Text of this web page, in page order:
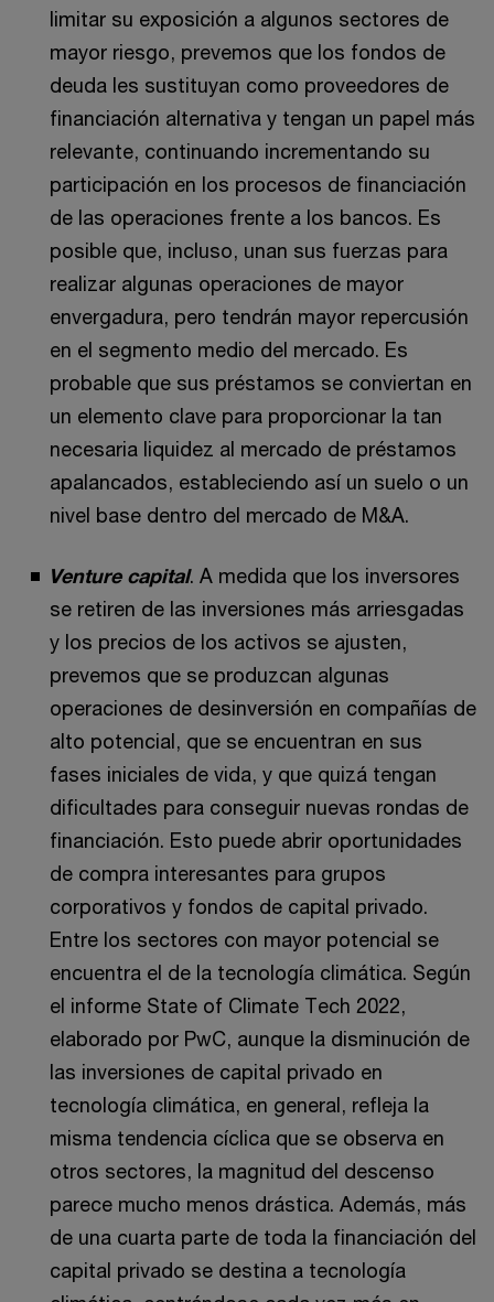
limitar su exposición a algunos sectores de
mayor riesgo, prevemos que los fondos de
deuda les sustituyan como proveedores de
financiación alternativa y tengan un papel más
relevante, continuando incrementando su
participación en los procesos de financiación
de las operaciones frente a los bancos. Es
posible que, incluso, unan sus fuerzas para
realizar algunas operaciones de mayor
envergadura, pero tendrán mayor repercusión
en el segmento medio del mercado. Es
probable que sus préstamos se conviertan en
un elemento clave para proporcionar la tan
necesaria liquidez al mercado de préstamos
apalancados, estableciendo así un suelo o un
nivel base dentro del mercado de M&A.
Venture capital. A medida que los inversores
se retiren de las inversiones más arriesgadas
y los precios de los activos se ajusten,
prevemos que se produzcan algunas
operaciones de desinversión en compañías de
alto potencial, que se encuentran en sus
fases iniciales de vida, y que quizá tengan
dificultades para conseguir nuevas rondas de
financiación. Esto puede abrir oportunidades
de compra interesantes para grupos
corporativos y fondos de capital privado.
Entre los sectores con mayor potencial se
encuentra el de la tecnología climática. Según
el informe State of Climate Tech 2022,
elaborado por PwC, aunque la disminución de
las inversiones de capital privado en
tecnología climática, en general, refleja la
misma tendencia cíclica que se observa en
otros sectores, la magnitud del descenso
parece mucho menos drástica. Además, más
de una cuarta parte de toda la financiación del
capital privado se destina a tecnología